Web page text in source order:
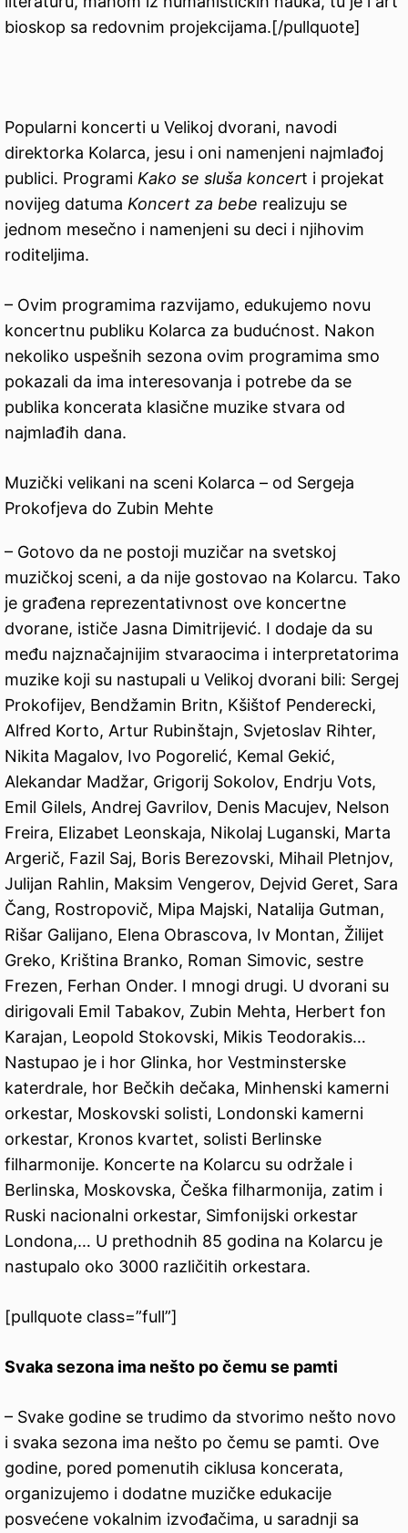
bioskop sa redovnim projekcijama.[/pullquote]
Popularni koncerti u Velikoj dvorani, navodi
direktorka Kolarca, jesu i oni namenjeni najmlađoj
publici. Programi Kako se sluša koncert i projekat
novijeg datuma Koncert za bebe realizuju se
jednom mesečno i namenjeni su deci i njihovim
roditeljima.
– Ovim programima razvijamo, edukujemo novu
koncertnu publiku Kolarca za budućnost. Nakon
nekoliko uspešnih sezona ovim programima smo
pokazali da ima interesovanja i potrebe da se
publika koncerata klasične muzike stvara od
najmlađih dana.
Muzički velikani na sceni Kolarca – od Sergeja
Prokofjeva do Zubin Mehte
– Gotovo da ne postoji muzičar na svetskoj
muzičkoj sceni, a da nije gostovao na Kolarcu. Tako
je građena reprezentativnost ove koncertne
dvorane, ističe Jasna Dimitrijević. I dodaje da su
među najznačajnijim stvaraocima i interpretatorima
muzike koji su nastupali u Velikoj dvorani bili: Sergej
Prokofijev, Bendžamin Britn, Kšištof Penderecki,
Alfred Korto, Artur Rubinštajn, Svjetoslav Rihter,
Nikita Magalov, Ivo Pogorelić, Kemal Gekić,
Alekandar Madžar, Grigorij Sokolov, Endrju Vots,
Emil Gilels, Andrej Gavrilov, Denis Macujev, Nelson
Freira, Elizabet Leonskaja, Nikolaj Luganski, Marta
Argerič, Fazil Saj, Boris Berezovski, Mihail Pletnjov,
Julijan Rahlin, Maksim Vengerov, Dejvid Geret, Sara
Čang, Rostropovič, Mipa Majski, Natalija Gutman,
Rišar Galijano, Elena Obrascova, Iv Montan, Žilijet
Greko, Kriština Branko, Roman Simovic, sestre
Frezen, Ferhan Onder. I mnogi drugi. U dvorani su
dirigovali Emil Tabakov, Zubin Mehta, Herbert fon
Karajan, Leopold Stokovski, Mikis Teodorakis…
Nastupao je i hor Glinka, hor Vestminsterske
katerdrale, hor Bečkih dečaka, Minhenski kamerni
orkestar, Moskovski solisti, Londonski kamerni
orkestar, Kronos kvartet, solisti Berlinske
filharmonije. Koncerte na Kolarcu su održale i
Berlinska, Moskovska, Češka filharmonija, zatim i
Ruski nacionalni orkestar, Simfonijski orkestar
Londona,… U prethodnih 85 godina na Kolarcu je
nastupalo oko 3000 različitih orkestara.
[pullquote class=”full”]
Svaka sezona ima nešto po čemu se pamti
– Svake godine se trudimo da stvorimo nešto novo
i svaka sezona ima nešto po čemu se pamti. Ove
godine, pored pomenutih ciklusa koncerata,
organizujemo i dodatne muzičke edukacije
posvećene vokalnim izvođačima, u saradnji sa